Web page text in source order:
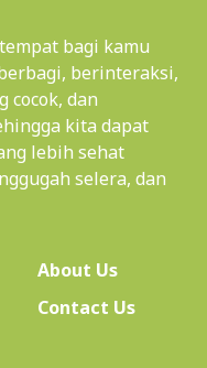
bagi kamu
berinteraksi,
cocok, dan
kita dapat
lebih sehat
selera, dan
About Us(current)
Contact Us